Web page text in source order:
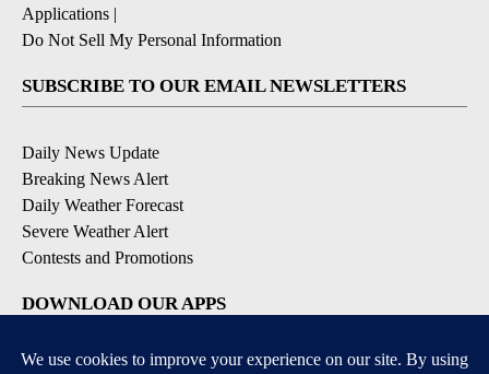
Applications |
Do Not Sell My Personal Information
SUBSCRIBE TO OUR EMAIL NEWSLETTERS
Daily News Update
Breaking News Alert
Daily Weather Forecast
Severe Weather Alert
Contests and Promotions
DOWNLOAD OUR APPS